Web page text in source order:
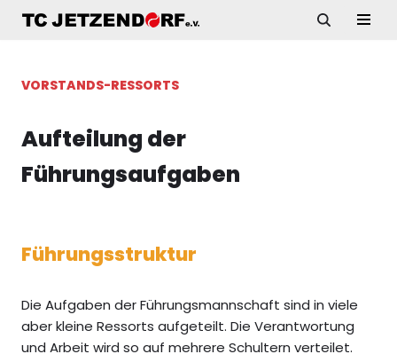
springen
VORSTANDS-RESSORTS
Aufteilung der
Führungsaufgaben
Führungsstruktur
Die Aufgaben der Führungsmannschaft sind in viele
aber kleine Ressorts aufgeteilt. Die Verantwortung
und Arbeit wird so auf mehrere Schultern verteilet.